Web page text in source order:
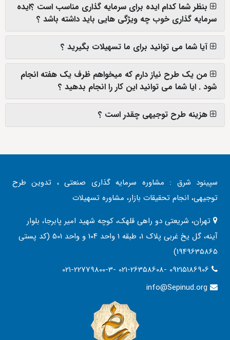
بنظر شما کدام ایده برای سرمایه گذاری مناسب است ؟ایده
سرمایه گذاری خوب چه ویژگی هایی باید داشته باشد ؟
آیا شما می توانید برای ما تسهیلات بگیرید ؟
من یک طرح نیاز دارم که میخواهم ظرف یک هفته انجام
شود . ایا شما می توانید این کار را انجام بدهید ؟
هزینه طرح توجیهی چقدر است ؟
سپینود شرق : مشاوره سرمایه گذاری صنعتی ، تدوین طرح
توجیهی، انجام تحقیقات بازار، مشاوره تسهیلات
تهران، شریعتی دو راهی قلهک، کوچه شهید امیر پابرجا، بلوار
آینه، گل یخ غربی پلاک 1، طبقه 1 واحد 104 و واحد 501 (کد پستی
1949635865)
021-22779800-3- 021-26358608- 09215186906
info@Sepinud.org